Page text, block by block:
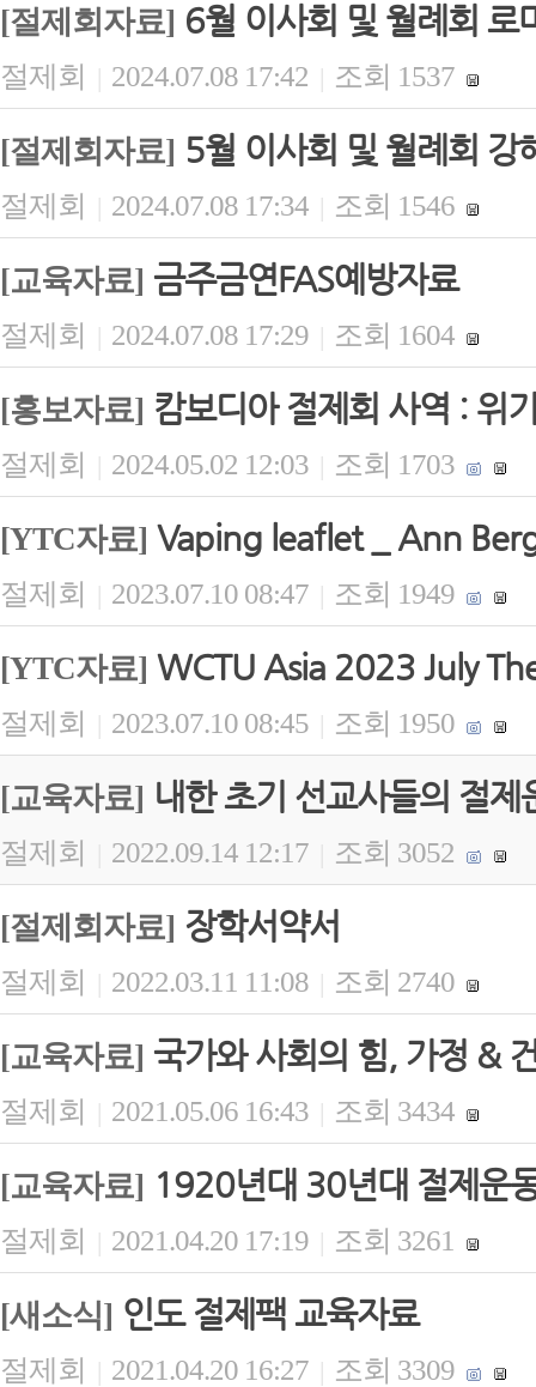
[절제회자료] 6월 이사회 및 월례회 로
절제회 | 2024.07.08 17:42 | 조회 1537
[절제회자료] 5월 이사회 및 월례회 강
절제회 | 2024.07.08 17:34 | 조회 1546
[교육자료] 금주금연FAS예방자료
절제회 | 2024.07.08 17:29 | 조회 1604
[홍보자료] 캄보디아 절제회 사역 : 위
절제회 | 2024.05.02 12:03 | 조회 1703
[YTC자료] Vaping leaflet _ Ann
절제회 | 2023.07.10 08:47 | 조회 1949
[YTC자료] WCTU Asia 2023 July
절제회 | 2023.07.10 08:45 | 조회 1950
[교육자료] 내한 초기 선교사들의 절제
절제회 2022.09.14 12:17 조회 3052
[절제회자료] 장학서약서
절제회 | 2022.03.11 11:08 | 조회 2740
[교육자료] 국가와 사회의 힘, 가정 &
절제회 | 2021.05.06 16:43 | 조회 3434
[교육자료] 1920년대 30년대 절제운
절제회 | 2021.04.20 17:19 | 조회 3261
[새소식] 인도 절제팩 교육자료
절제회 | 2021.04.20 16:27 | 조회 3309